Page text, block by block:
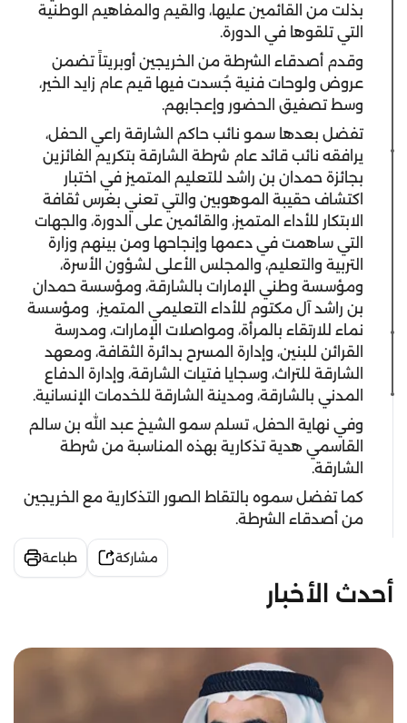
بذلت من القائمين عليها، والقيم والمفاهيم الوطنية
التي تلقوها في الدورة.
وقدم أصدقاء الشرطة من الخريجين أوبريتاً تضمن
عروض ولوحات فنية جُسدت فيها قيم عام زايد الخير،
وسط تصفيق الحضور وإعجابهم.
تفضل بعدها سمو نائب حاكم الشارقة راعي الحفل،
يرافقه نائب قائد عام شرطة الشارقة بتكريم الفائزين
بجائزة حمدان بن راشد للتعليم المتميز في اختبار
اكتشاف حقيبة الموهوبين والتي تعني بغرس ثقافة
الابتكار للأداء المتميز، والقائمين على الدورة، والجهات
التي ساهمت في دعمها وإنجاحها ومن بينهم وزارة
التربية والتعليم، والمجلس الأعلى لشؤون الأسرة،
ومؤسسة وطني الإمارات بالشارقة، ومؤسسة حمدان
بن راشد آل مكتوم للأداء التعليمي المتميز، ومؤسسة
نماء للارتقاء بالمرأة، ومواصلات الإمارات، ومدرسة
القرائن للبنين، وإدارة المسرح بدائرة الثقافة، ومعهد
الشارقة للتراث، وسجايا فتيات الشارقة، وإدارة الدفاع
المدني بالشارقة، ومدينة الشارقة للخدمات الإنسانية.
وفي نهاية الحفل، تسلم سمو الشيخ عبد الله بن سالم
القاسمي هدية تذكارية بهذه المناسبة من شرطة
الشارقة.
كما تفضل سموه بالتقاط الصور التذكارية مع الخريجين
من أصدقاء الشرطة.
مشاركة طباعة
أحدث الأخبار